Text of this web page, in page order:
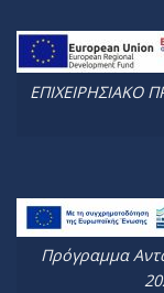
ΕΠΙΧΕΙΡΗΣΙΑΚΟ
Πρόγραμμα